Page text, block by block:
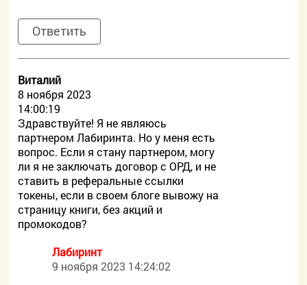
Ответить
Виталий
8 ноября 2023
14:00:19
Здравствуйте! Я не являюсь
партнером Лабиринта. Но у меня есть
вопрос. Если я стану партнером, могу
ли я не заключать договор с ОРД, и не
ставить в реферальные ссылки
токены, если в своем блоге вывожу на
страницу книги, без акций и
промокодов?
Лабиринт
9 ноября 2023 14:24:02